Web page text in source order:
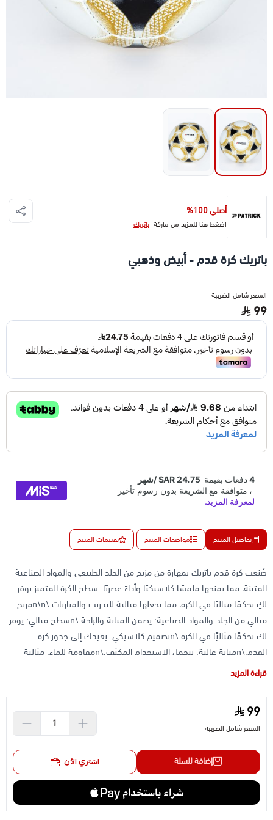
أصلي 100%
اضغط هنا للمزيد من ماركة باتريك
باتريك كرة قدم - أبيض وذهبي
السعر شامل الضريبة
99
تفاصيل المنتج مواصفات المنتج تقييمات المنتج
صُنعت كرة قدم باتريك بمهارة من مزيج من الجلد الطبيعي والمواد الصناعية
المتينة، مما يمنحها ملمسًا كلاسيكيًا وأداءً عصريًا. سطح الكرة المتميز يوفر
لكِ تحكمًا مثاليًا في الكرة، مما يجعلها مثالية للتدريب والمباريات.\n\nمزيج
مثالي من الجلد والمواد الصناعية: يضمن المتانة والراحة.\nسطح مثالي: يوفر
لك تحكمًا مثاليًا في الكرة.\nتصميم كلاسيكي: يعيدك إلى جذور كرة
القدم.\nمتانة عالية: تتحمل الاستخدام المكثف.\nمقاومة للماء: مثالية
قراءة المزيد
99
السعر شامل الضريبة
إضافة للسلة اشتري الآن